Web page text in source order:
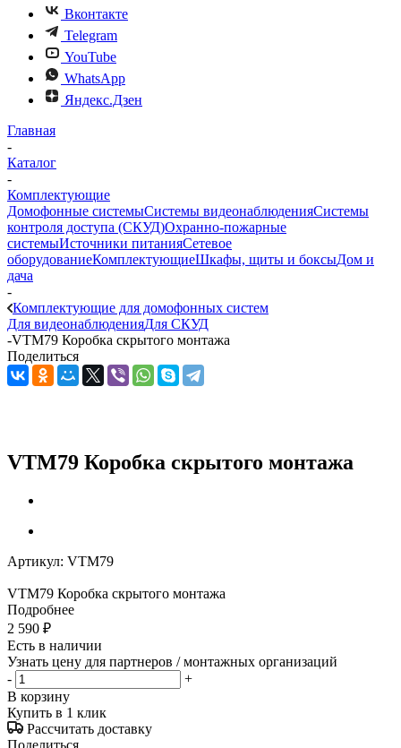
Вконтакте
Telegram
YouTube
WhatsApp
Яндекс.Дзен
Главная
-
Каталог
-
Комплектующие
Домофонные системыСистемы видеонаблюденияСистемы
контроля доступа (СКУД)Охранно-пожарные
системыИсточники питанияСетевое
оборудованиеКомплектующиеШкафы, щиты и боксыДом и
дача
-
Комплектующие для домофонных систем
Для видеонаблюденияДля СКУД
-VTM79 Коробка cкрытого монтажа
Поделиться
VTM79 Коробка cкрытого монтажа
Артикул: VTM79
VTM79 Коробка cкрытого монтажа
Подробнее
2 590 ₽
Есть в наличии
Узнать цену для партнеров / монтажных организаций
-
+
В корзину
Купить в 1 клик
Рассчитать доставку
Поделиться